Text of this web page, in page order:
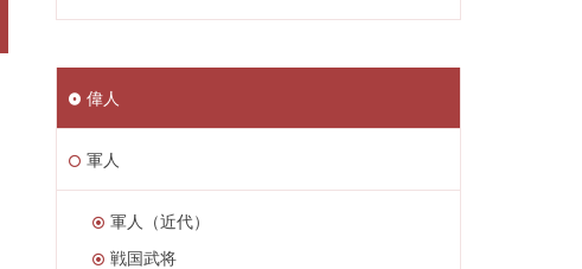
偉人
軍人
軍人（近代）
戦国武将